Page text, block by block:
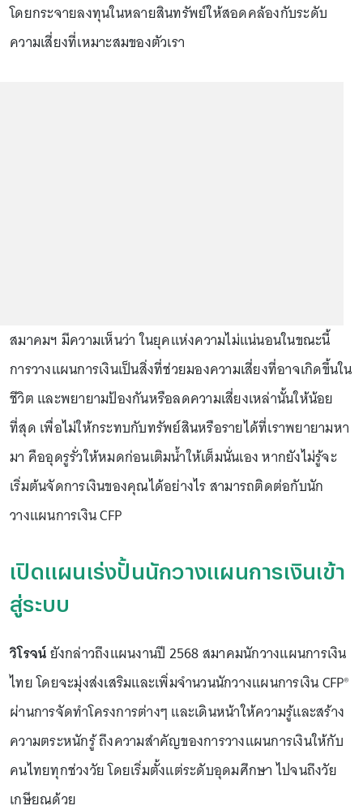
โดยกระจายลงทุนในหลายสินทรัพย์ให้สอดคล้องกับระดับ
ความเสี่ยงที่เหมาะสมของตัวเรา
สมาคมฯ มีความเห็นว่า ในยุคแห่งความไม่แน่นอนในขณะนี้
การวางแผนการเงินเป็นสิ่งที่ช่วยมองความเสี่ยงที่อาจเกิดขึ้นใน
ชีวิต และพยายามป้องกันหรือลดความเสี่ยงเหล่านั้นให้น้อย
ที่สุด เพื่อไม่ให้กระทบกับทรัพย์สินหรือรายได้ที่เราพยายามหา
มา คืออุดรูรั่วให้หมดก่อนเติมน้ำให้เต็มนั่นเอง หากยังไม่รู้จะ
เริ่มต้นจัดการเงินของคุณได้อย่างไร สามารถติดต่อกับนัก
วางแผนการเงิน CFP
เปิดแผนเร่งปั้นนักวางแผนการเงินเข้า
สู่ระบบ
วิโรจน์ยังกล่าวถึงแผนงานปี 2568 สมาคมนักวางแผนการเงิน
ไทย โดยจะมุ่งส่งเสริมและเพิ่มจำนวนนักวางแผนการเงิน CFP®
ผ่านการจัดทำโครงการต่างๆ และเดินหน้าให้ความรู้และสร้าง
ความตระหนักรู้ ถึงความสำคัญของการวางแผนการเงินให้กับ
คนไทยทุกช่วงวัย โดยเริ่มตั้งแต่ระดับอุดมศึกษา ไปจนถึงวัย
เกษียณด้วย